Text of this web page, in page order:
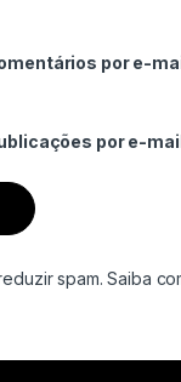
por e-
por e-
spam.Saiba